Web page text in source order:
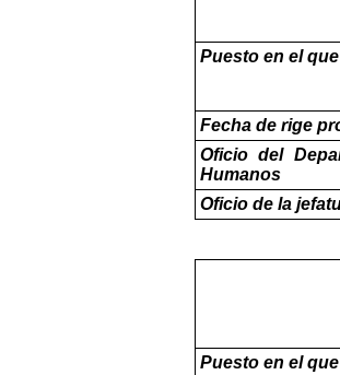
Puesto en el
Fecha de rige
Oficio del
Humanos
Oficio de la
Puesto en el